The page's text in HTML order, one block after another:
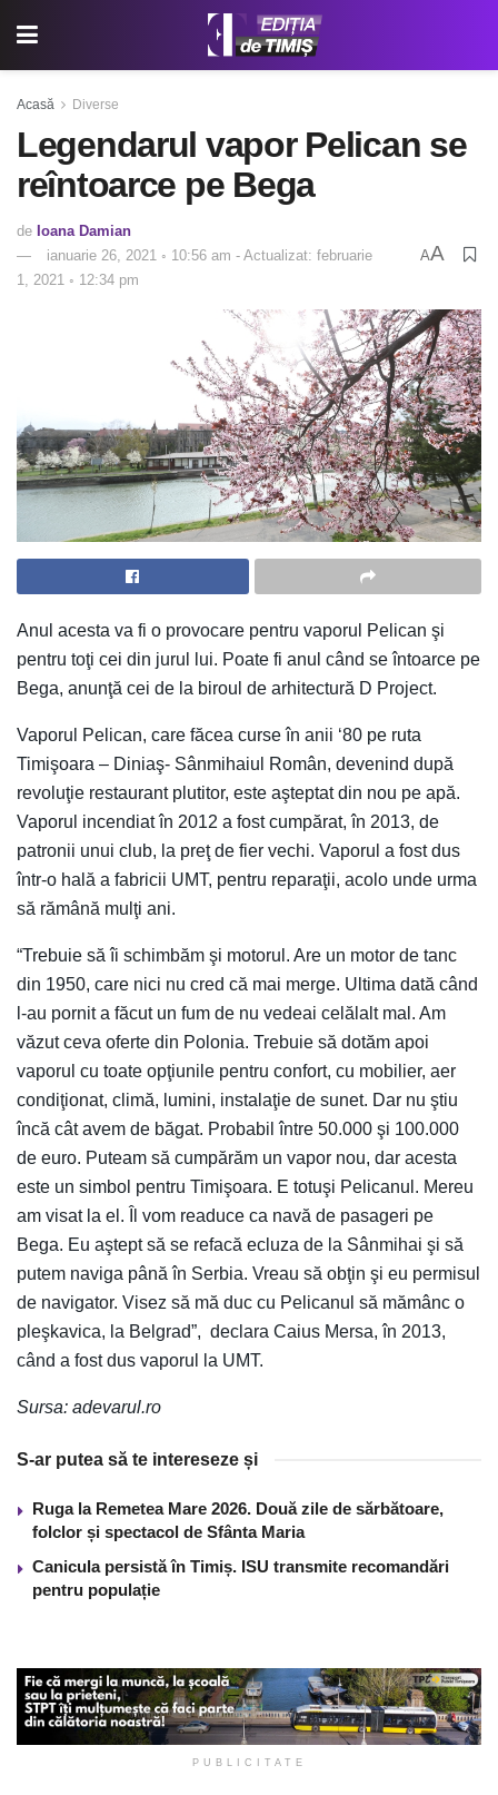
Acasă Diverse
Legendarul vapor Pelican se
reîntoarce pe Bega
de Ioana Damian
ianuarie 26, 2021 ◦ 10:56 am - Actualizat: februarie
1, 2021 ◦ 12:34 pm
AA
Anul acesta va fi o provocare pentru vaporul Pelican şi
pentru toţi cei din jurul lui. Poate fi anul când se întoarce pe
Bega, anunţă cei de la biroul de arhitectură D Project.
Vaporul Pelican, care făcea curse în anii ‘80 pe ruta
Timişoara – Diniaş- Sânmihaiul Român, devenind după
revoluţie restaurant plutitor, este aşteptat din nou pe apă.
Vaporul incendiat în 2012 a fost cumpărat, în 2013, de
patronii unui club, la preţ de fier vechi. Vaporul a fost dus
într-o hală a fabricii UMT, pentru reparaţii, acolo unde urma
să rămână mulţi ani.
“Trebuie să îi schimbăm şi motorul. Are un motor de tanc
din 1950, care nici nu cred că mai merge. Ultima dată când
l-au pornit a făcut un fum de nu vedeai celălalt mal. Am
văzut ceva oferte din Polonia. Trebuie să dotăm apoi
vaporul cu toate opţiunile pentru confort, cu mobilier, aer
condiţionat, climă, lumini, instalaţie de sunet. Dar nu ştiu
încă cât avem de băgat. Probabil între 50.000 şi 100.000
de euro. Puteam să cumpărăm un vapor nou, dar acesta
este un simbol pentru Timişoara. E totuşi Pelicanul. Mereu
am visat la el. Îl vom readuce ca navă de pasageri pe
Bega. Eu aştept să se refacă ecluza de la Sânmihai şi să
putem naviga până în Serbia. Vreau să obţin şi eu permisul
de navigator. Visez să mă duc cu Pelicanul să mămânc o
pleşkavica, la Belgrad”, declara Caius Mersa, în 2013,
când a fost dus vaporul la UMT.
Sursa: adevarul.ro
S-ar putea să te intereseze și
Ruga la Remetea Mare 2026. Două zile de sărbătoare,
folclor și spectacol de Sfânta Maria
Canicula persistă în Timiș. ISU transmite recomandări
pentru populație
PUBLICITATE